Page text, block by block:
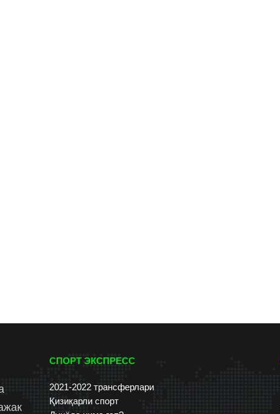
СПОРТ ЭКСПРЕСС
2021-2022 трансферлари
Қизиқарли спорт